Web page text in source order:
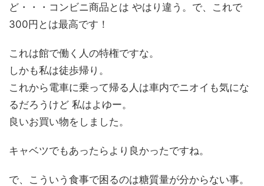
ど・・・コンビニ商品とは やはり違う。で、これで
300円とは最高です！
これは館で働く人の特権ですな。
しかも私は徒歩帰り。
これから電車に乗って帰る人は車内でニオイも気にな
るだろうけど 私はよゆー。
良いお買い物をしました。
キャベツでもあったらより良かったですね。
で、こういう食事で困るのは糖質量が分からない事。